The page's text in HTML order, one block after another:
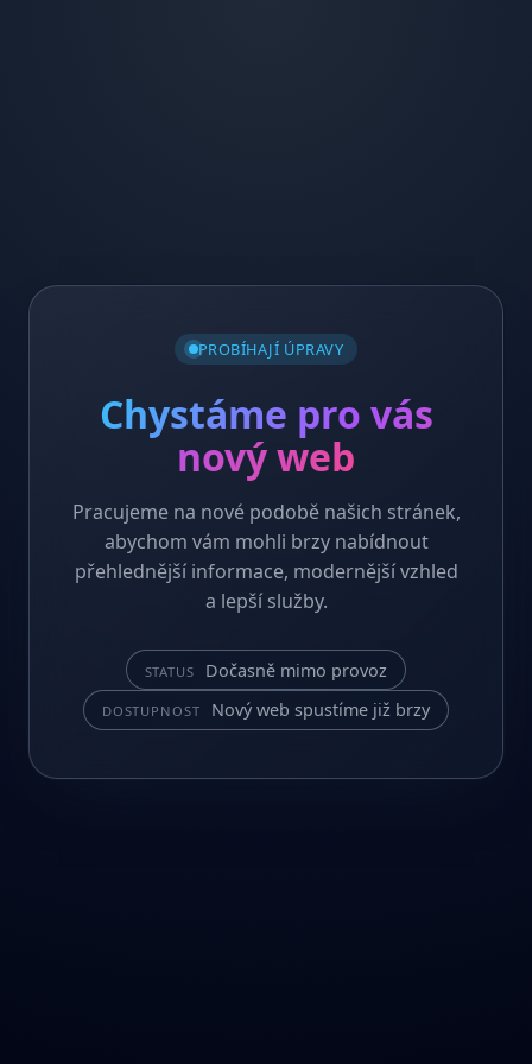
PROBÍHAJÍ ÚPRAVY
Chystáme pro vás
nový web
Pracujeme na nové podobě našich stránek,
abychom vám mohli brzy nabídnout
přehlednější informace, modernější vzhled
a lepší služby.
STATUS Dočasně mimo provoz
DOSTUPNOST Nový web spustíme již brzy